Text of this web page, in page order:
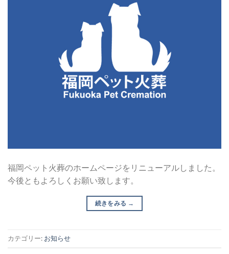
福岡ペット火葬のホームページをリニューアルしました。
今後ともよろしくお願い致します。
続きをみる →
カテゴリー: お知らせ